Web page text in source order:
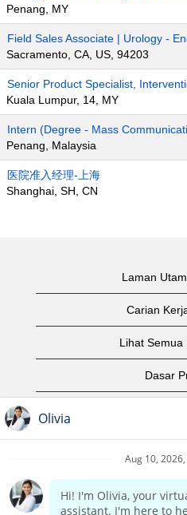
Penang, MY
Field Sales Associate | Urology -
Sacramento, CA, US, 94203
Senior Product Specialist,
Kuala Lumpur, 14, MY
Intern (Degree - Mass
Penang, Malaysia
医院准入经理-上海
Shanghai, SH, CN
Laman
Carian
Lihat Semua
Dasar
Notis
Laman